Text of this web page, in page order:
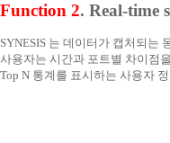
Function 2. Real-time
SYNESIS 는 데이터가 캡처되는
사용자는 시간과 포트별 차이점
Top N 통계를 표시하는 사용자